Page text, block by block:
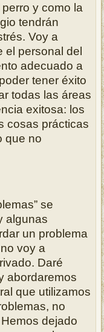
y como la
tendrán
Voy a
el personal del
adecuado a
tener éxito
todas las áreas
exitosa: los
cosas prácticas
que no
se
algunas
un problema
voy a
Daré
abordaremos
que utilizamos
no
Hemos dejado